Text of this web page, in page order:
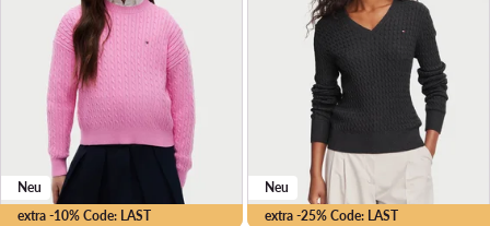
extra -10% Code: LAST
Neu
extra -25% Code: LAST
Neu